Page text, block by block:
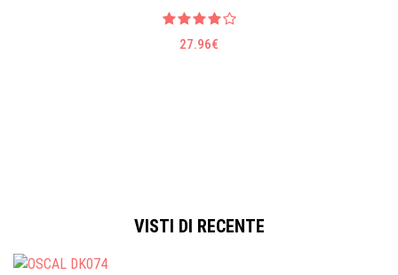
27.96€
VISTI DI RECENTE